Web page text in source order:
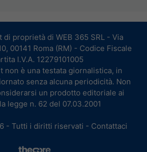
proprietà di WEB 365 SRL - Via
00141 Roma (RM) - Codice Fiscale
I.V.A. 12279101005
non è una testata giornalistica, in
senza alcuna periodicità. Non
un prodotto editoriale ai
legge n. 62 del 07.03.2001
- Tutti i diritti riservati - Contattaci